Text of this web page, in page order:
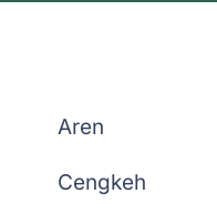
Aren
Cengkeh